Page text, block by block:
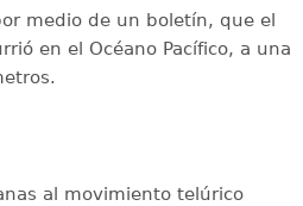
medio de un boletín, que el
en el Océano Pacífico, a una
al movimiento telúrico